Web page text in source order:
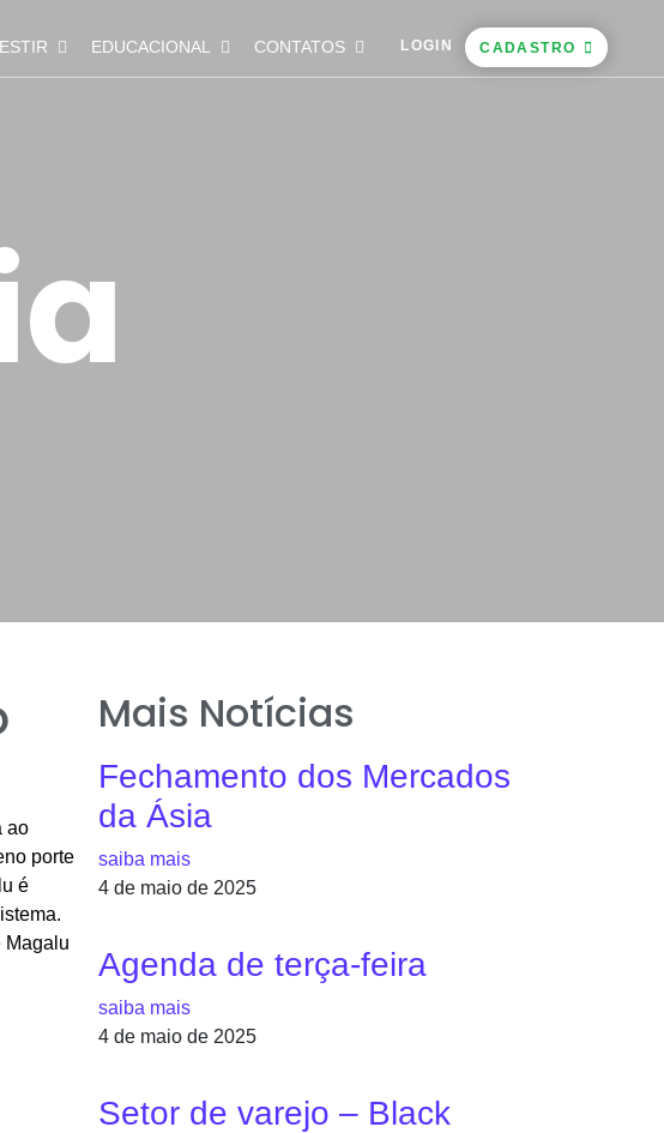
EDUCACIONAL CONTATOS LOGIN CADASTRO
ao
porte
é
Magalu
Mais Notícias
Fechamento dos Mercados
da Ásia
saiba mais
4 de maio de 2025
Agenda de terça-feira
saiba mais
4 de maio de 2025
Setor de varejo – Black